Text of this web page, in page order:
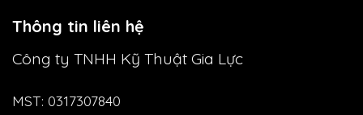
Thông tin liên hệ
Công ty TNHH Kỹ Thuật Gia Lực
MST: 0317307840